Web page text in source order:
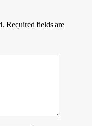
Required fields are